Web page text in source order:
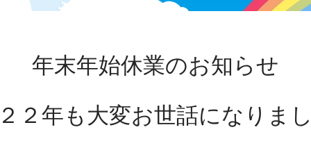
年末年始休業のお知らせ
２年も大変お世話になりまし